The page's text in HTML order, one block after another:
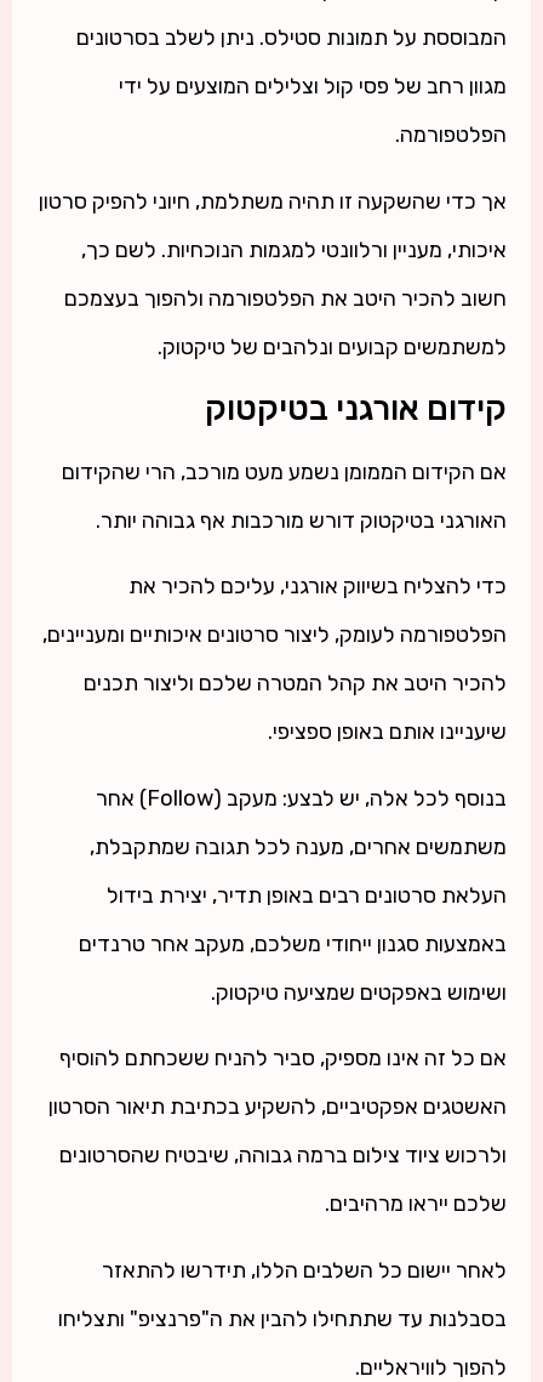
המבוססת על תמונות סטילס. ניתן לשלב בסרטונים
מגוון רחב של פסי קול וצלילים המוצעים על ידי
הפלטפורמה.
אך כדי שהשקעה זו תהיה משתלמת, חיוני להפיק סרטון
איכותי, מעניין ורלוונטי למגמות הנוכחיות. לשם כך,
חשוב להכיר היטב את הפלטפורמה ולהפוך בעצמכם
למשתמשים קבועים ונלהבים של טיקטוק.
קידום אורגני בטיקטוק
אם הקידום הממומן נשמע מעט מורכב, הרי שהקידום
האורגני בטיקטוק דורש מורכבות אף גבוהה יותר.
כדי להצליח בשיווק אורגני, עליכם להכיר את
הפלטפורמה לעומק, ליצור סרטונים איכותיים ומעניינים,
להכיר היטב את קהל המטרה שלכם וליצור תכנים
שיעניינו אותם באופן ספציפי.
בנוסף לכל אלה, יש לבצע: מעקב (Follow) אחר
משתמשים אחרים, מענה לכל תגובה שמתקבלת,
העלאת סרטונים רבים באופן תדיר, יצירת בידול
באמצעות סגנון ייחודי משלכם, מעקב אחר טרנדים
ושימוש באפקטים שמציעה טיקטוק.
אם כל זה אינו מספיק, סביר להניח ששכחתם להוסיף
האשטגים אפקטיביים, להשקיע בכתיבת תיאור הסרטון
ולרכוש ציוד צילום ברמה גבוהה, שיבטיח שהסרטונים
שלכם ייראו מרהיבים.
לאחר יישום כל השלבים הללו, תידרשו להתאזר
בסבלנות עד שתתחילו להבין את ה"פרנציפ" ותצליחו
להפוך לוויראליים.